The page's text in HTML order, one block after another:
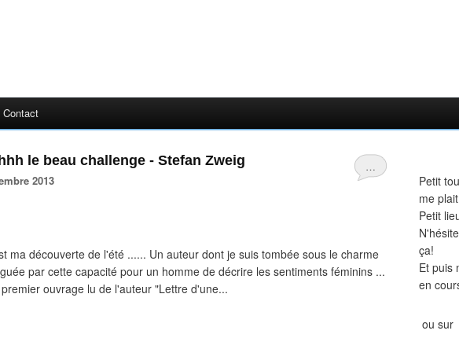
Contact
…
le beau challenge - Stefan Zweig
2013
ma découverte de l'été ...... Un auteur dont je suis tombée sous le charme
par cette capacité pour un homme de décrire les sentiments féminins ...
ouvrage lu de l'auteur "Lettre d'une...
Petit
me
Petit
ça!
Et puis
en
ou sur